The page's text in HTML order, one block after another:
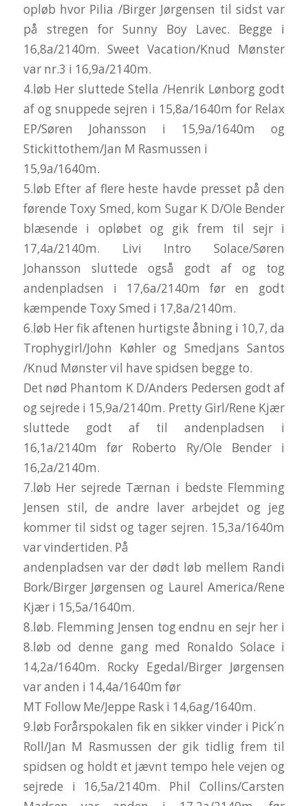
opløb hvor Pilia /Birger Jørgensen til sidst var
på stregen for Sunny Boy Lavec. Begge i
16,8a/2140m. Sweet Vacation/Knud Mønster
var nr.3 i 16,9a/2140m.
4.løb Her sluttede Stella /Henrik Lønborg godt
af og snuppede sejren i 15,8a/1640m for Relax
EP/Søren Johansson i 15,9a/1640m og
Stickittothem/Jan M Rasmussen i
15,9a/1640m.
5.løb Efter af flere heste havde presset på den
førende Toxy Smed, kom Sugar K D/Ole Bender
blæsende i opløbet og gik frem til sejr i
17,4a/2140m. Livi Intro Solace/Søren
Johansson sluttede også godt af og tog
andenpladsen i 17,6a/2140m før en godt
kæmpende Toxy Smed i 17,8a/2140m.
6.løb Her fik aftenen hurtigste åbning i 10,7, da
Trophygirl/John Køhler og Smedjans Santos
/Knud Mønster vil have spidsen begge to.
Det nød Phantom K D/Anders Pedersen godt af
og sejrede i 15,9a/2140m. Pretty Girl/Rene Kjær
sluttede godt af til andenpladsen i
16,1a/2140m før Roberto Ry/Ole Bender i
16,2a/2140m.
7.løb Her sejrede Tærnan i bedste Flemming
Jensen stil, de andre laver arbejdet og jeg
kommer til sidst og tager sejren. 15,3a/1640m
var vindertiden. På
andenpladsen var der dødt løb mellem Randi
Bork/Birger Jørgensen og Laurel America/Rene
Kjær i 15,5a/1640m.
8.løb. Flemming Jensen tog endnu en sejr her i
8.løb od denne gang med Ronaldo Solace i
14,2a/1640m. Rocky Egedal/Birger Jørgensen
var anden i 14,4a/1640m før
MT Follow Me/Jeppe Rask i 14,6ag/1640m.
9.løb Forårspokalen fik en sikker vinder i Pick´n
Roll/Jan M Rasmussen der gik tidlig frem til
spidsen og holdt et jævnt tempo hele vejen og
sejrede i 16,5a/2140m. Phil Collins/Carsten